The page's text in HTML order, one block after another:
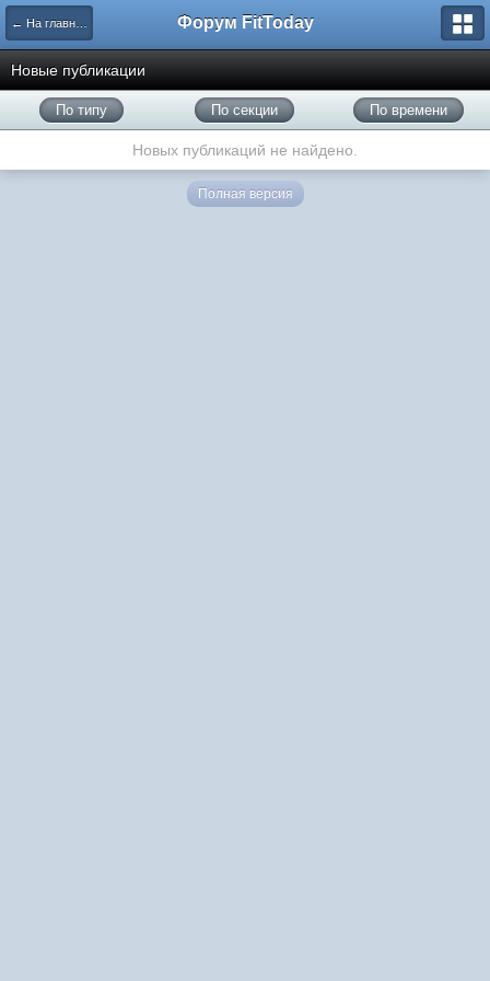
← На главную Форум FitToday
Новые публикации
По типу По секции По времени
Новых публикаций не найдено.
Полная версия